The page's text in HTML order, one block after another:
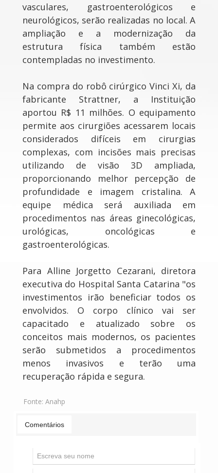
vasculares, gastroenterológicos e
neurológicos, serão realizadas no local. A
ampliação e a modernização da
estrutura física também estão
contempladas no investimento.
Na compra do robô cirúrgico Vinci Xi, da
fabricante Strattner, a Instituição
aportou R$ 11 milhões. O equipamento
permite aos cirurgiões acessarem locais
considerados difíceis em cirurgias
complexas, com incisões mais precisas
utilizando de visão 3D ampliada,
proporcionando melhor percepção de
profundidade e imagem cristalina. A
equipe médica será auxiliada em
procedimentos nas áreas ginecológicas,
urológicas, oncológicas e
gastroenterológicas.
Para Alline Jorgetto Cezarani, diretora
executiva do Hospital Santa Catarina "os
investimentos irão beneficiar todos os
envolvidos. O corpo clínico vai ser
capacitado e atualizado sobre os
conceitos mais modernos, os pacientes
serão submetidos a procedimentos
menos invasivos e terão uma
recuperação rápida e segura.
Fonte: Anahp
Comentários